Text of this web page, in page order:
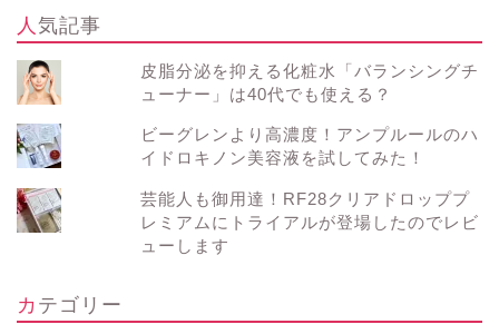
人気記事
皮脂分泌を抑える化粧水「バランシングチ
ューナー」は40代でも使える？
ビーグレンより高濃度！アンプルールのハ
イドロキノン美容液を試してみた！
芸能人も御用達！RF28クリアドロッププ
レミアムにトライアルが登場したのでレビ
ューします
カテゴリー